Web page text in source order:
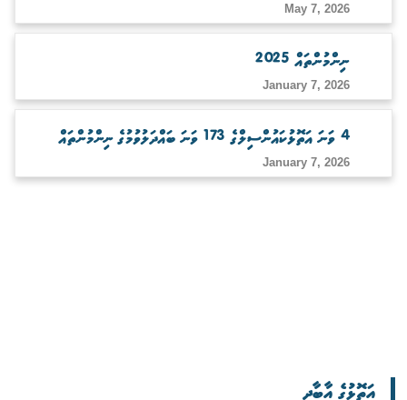
May 7, 2026
ނިންމުންތައް 2025
January 7, 2026
4 ވަނަ އަތޮޅުކައުންސިލްގެ 173 ވަނަ ބައްދަލުވުމުގެ ނިންމުންތައް
January 7, 2026